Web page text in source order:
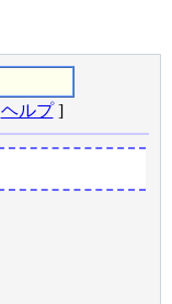
ヘルプ]